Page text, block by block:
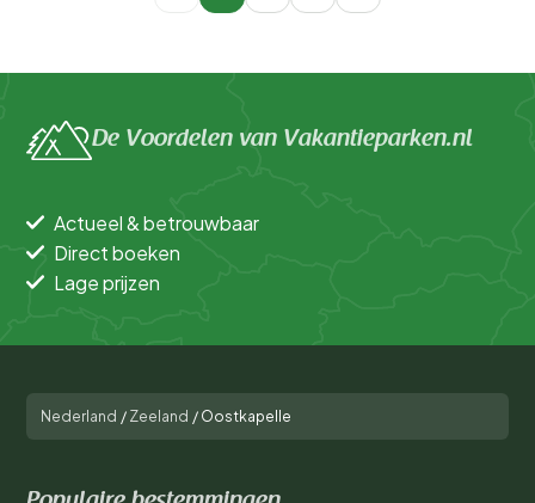
De Voordelen van Vakantieparken.nl
Actueel & betrouwbaar
Direct boeken
Lage prijzen
Nederland / Zeeland / Oostkapelle